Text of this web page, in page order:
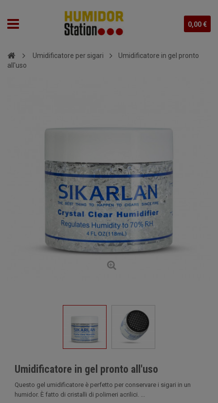
0,00 €
Umidificatore per sigari
Umidificatore in gel pronto
all'uso
Umidificatore in gel pronto all'uso
Questo gel umidificatore è perfetto per conservare i sigari in un
humidor. È fatto di cristalli di polimeri acrilici. ...